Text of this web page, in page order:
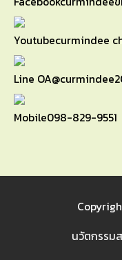
Youtubecurmindee
Line OA
Mobile098-829-9551
นวัตกรรม